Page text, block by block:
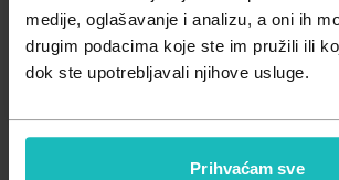
medije, oglašavanje i analizu, a oni ih
drugim podacima koje ste im pružili ili
dok ste upotrebljavali njihove usluge.
Prihvaćam sve
Zdravlje muškarca
Zdravlje žene
Minerali
Probiotici i prebiotici